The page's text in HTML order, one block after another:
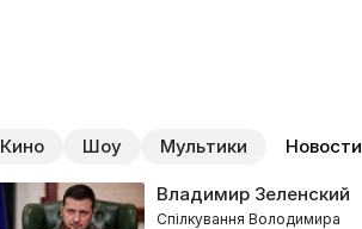
Кино Шоу Мультики Новости
Владимир Зеленский
Спілкування Володимира